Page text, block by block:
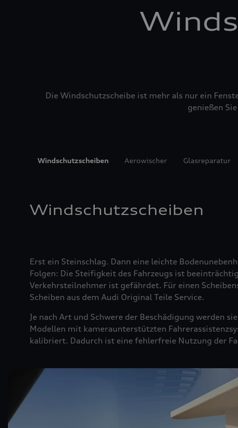
Die Windschutzscheibe ist mehr als nur ein
genießen
Windschutzscheiben Aerowischer Glasreparatur
Windschutzscheiben
Erst ein Steinschlag. Dann eine leichte
Folgen: Die Steifigkeit des Fahrzeugs ist
Verkehrsteilnehmer ist gefährdet. Für einen
Scheiben aus dem Audi Original Teile Service.
Je nach Art und Schwere der Beschädigung werden
Modellen mit kameraunterstützten
kalibriert. Dadurch ist eine fehlerfreie Nutzung der